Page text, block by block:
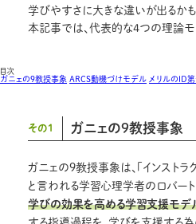
学びやすさに大きな違いが出るかも
本記事では、代表的な4つの理論モ
目次
ガニェの9教授事象 ARCS動機づけモデル メリルのID
その1 ガニェの9教授事象
ガニェの9教授事象は、「インストラ
と言われる学習心理学者のロバート
学びの効果を高める学習支援モデ